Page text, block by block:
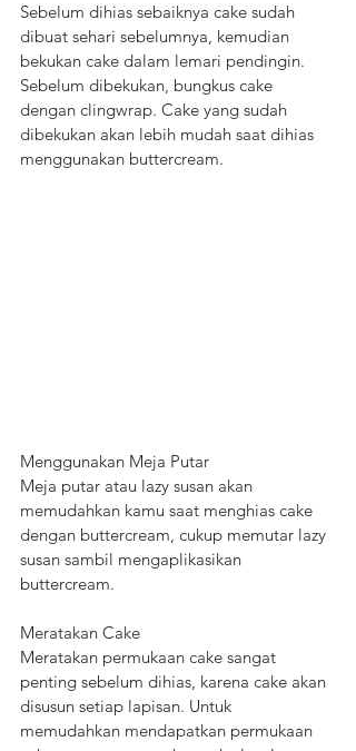
Sebelum dihias sebaiknya cake sudah
dibuat sehari sebelumnya, kemudian
bekukan cake dalam lemari pendingin.
Sebelum dibekukan, bungkus cake
dengan clingwrap. Cake yang sudah
dibekukan akan lebih mudah saat dihias
menggunakan buttercream.
Menggunakan Meja Putar
Meja putar atau lazy susan akan
memudahkan kamu saat menghias cake
dengan buttercream, cukup memutar lazy
susan sambil mengaplikasikan
buttercream.
Meratakan Cake
Meratakan permukaan cake sangat
penting sebelum dihias, karena cake akan
disusun setiap lapisan. Untuk
memudahkan mendapatkan permukaan